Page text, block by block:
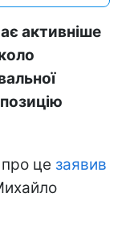
активніше
про це заявив